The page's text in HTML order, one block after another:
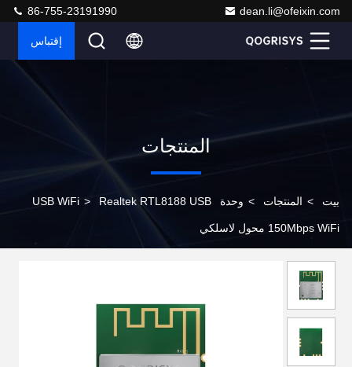
dean.li@ofeixin.com
86-755-23191990
إقتباس
المنتجات
بيت > المنتجات > وحدة USB WiFi > Realtek RTL8188 USB
150Mbps WiFi محول لاسلكي